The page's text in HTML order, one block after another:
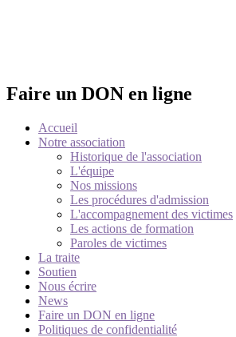
Faire un DON en ligne
Accueil
Notre association
Historique de l'association
L'équipe
Nos missions
Les procédures d'admission
L'accompagnement des victimes
Les actions de formation
Paroles de victimes
La traite
Soutien
Nous écrire
News
Faire un DON en ligne
Politiques de confidentialité